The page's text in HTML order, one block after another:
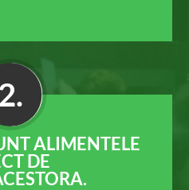
ALIMENTELE
DE